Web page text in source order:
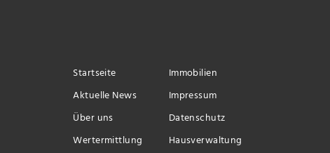
Startseite
Immobilien
Aktuelle News
Impressum
Über uns
Datenschutz
Wertermittlung
Hausverwaltung